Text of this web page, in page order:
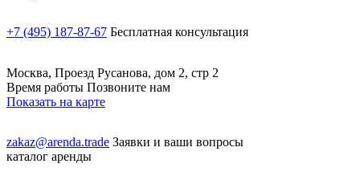
+7 (495) 187-87-67 Бесплатная консультация
Москва, Проезд Русанова, дом 2, стр 2
Время работы Позвоните нам
Показать на карте
zakaz@arenda.trade Заявки и ваши вопросы
каталог аренды